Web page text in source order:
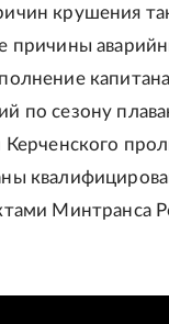
крушения
причины
по сезону
Керченского
Минтранса